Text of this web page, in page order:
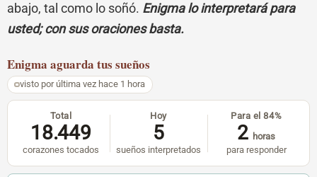
abajo, tal como lo soñó. Enigma lo interpretará para
usted; con sus oraciones basta.
Enigma aguarda tus sueños
visto por última vez hace 1 hora
Total
18.449
corazones tocados
Hoy
5
sueños interpretados
Para el 84%
2 horas
para responder